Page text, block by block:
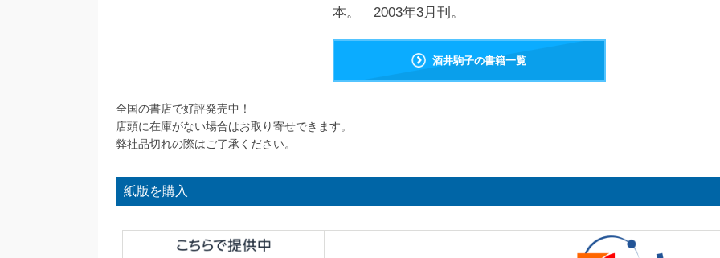
本。 2003年3月刊。
酒井駒子の書籍一覧
全国の書店で好評発売中！
店頭に在庫がない場合はお取り寄せできます。
弊社品切れの際はご了承ください。
紙版を購入